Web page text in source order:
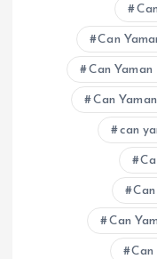
Can
Can
Can
can
Can
Can